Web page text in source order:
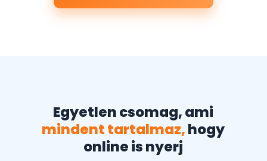
Egyetlen csomag, ami
mindent tartalmaz,hogy
online is nyerj